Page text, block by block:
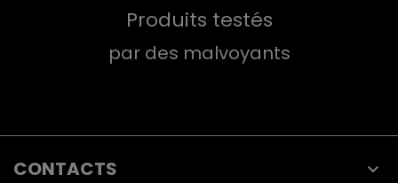
Produits testés
par des malvoyants
CONTACTS 